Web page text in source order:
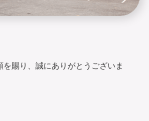
を賜り、誠にありがとうございま